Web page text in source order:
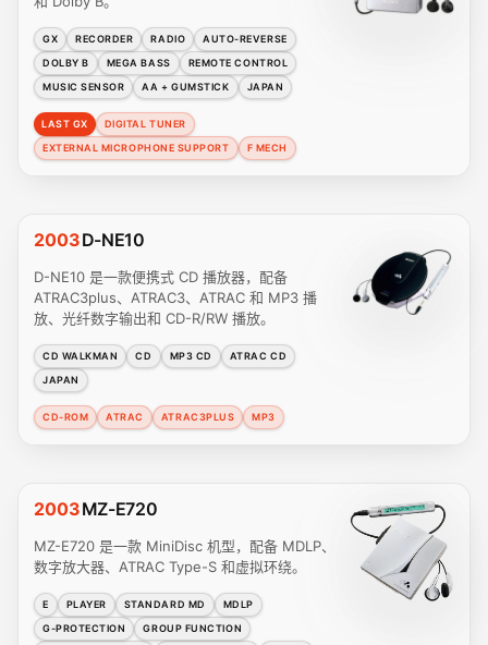
GX RECORDER RADIO
AUTO-REVERSE
DOLBY B
MEGA BASS
REMOTE CONTROL
MUSIC SENSOR
AA + GUMSTICK JAPAN
LAST GX
DIGITAL TUNER
EXTERNAL MICROPHONE SUPPORT
F MECH
2003D-NE10
D-NE10 是一款便携式 CD 播放器，配备
ATRAC3plus、ATRAC3、ATRAC 和 MP3 播
放、光纤数字输出和 CD-R/RW 播放。
CD WALKMAN CD MP3 CD
ATRAC CD
JAPAN
CD-ROM ATRAC ATRAC3PLUS MP3
2003MZ-E720
MZ-E720 是一款 MiniDisc 机型，配备 MDLP、
数字放大器、ATRAC Type-S 和虚拟环绕。
E PLAYER STANDARD MD
MDLP
G-PROTECTION
GROUP FUNCTION